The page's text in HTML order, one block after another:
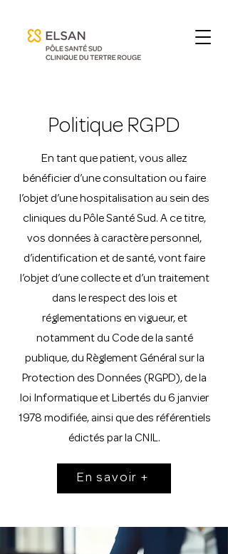
Politique RGPD
En tant que patient, vous allez
bénéficier d’une consultation ou faire
l’objet d’une hospitalisation au sein des
cliniques du Pôle Santé Sud. A ce titre,
vos données à caractère personnel,
d’identification et de santé, vont faire
l’objet d’une collecte et d’un traitement
dans le respect des lois et
réglementations en vigueur, et
notamment du Code de la santé
publique, du Règlement Général sur la
Protection des Données (RGPD), de la
loi Informatique et Libertés du 6 janvier
1978 modifiée, ainsi que des référentiels
édictés par la CNIL.
En savoir +